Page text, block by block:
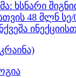
ხსნარი
48 მლნ